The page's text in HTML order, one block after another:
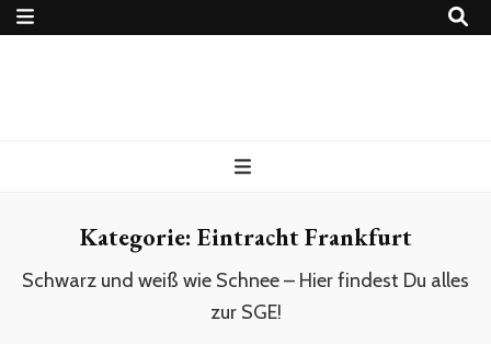
Fußballblog
Kategorie: Eintracht Frankfurt
Schwarz und weiß wie Schnee – Hier findest Du alles
zur SGE!